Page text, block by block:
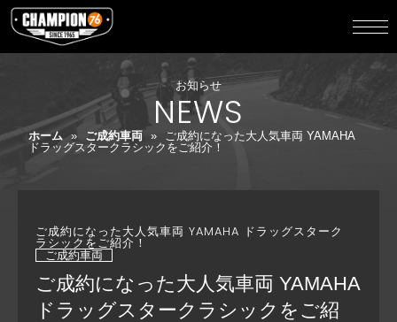
お知らせ
NEWS
ホーム » ご成約車両 »
ご成約になった大人気車両 YAMAHA
ドラッグスタークラシックをご紹介！
ご成約になった大人気車両 YAMAHA ドラッグスターク
ラシックをご紹介！
ご成約車両
ご成約になった大人気車両 YAMAHA
ドラッグスタークラシックをご紹